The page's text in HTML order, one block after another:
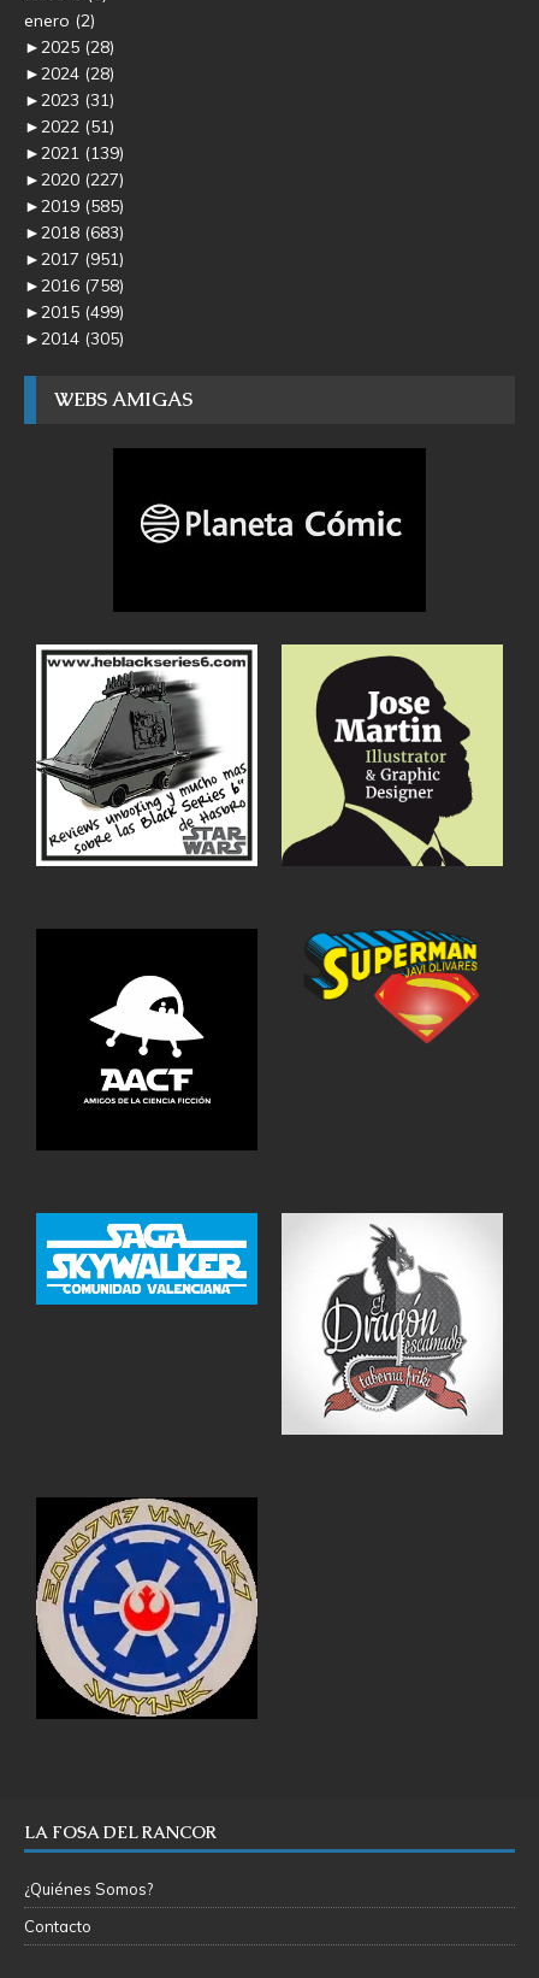
enero (2)
►2025 (28)
►2024 (28)
►2023 (31)
►2022 (51)
►2021 (139)
►2020 (227)
►2019 (585)
►2018 (683)
►2017 (951)
►2016 (758)
►2015 (499)
►2014 (305)
WEBS AMIGAS
LA FOSA DEL RANCOR
¿Quiénes Somos?
Contacto